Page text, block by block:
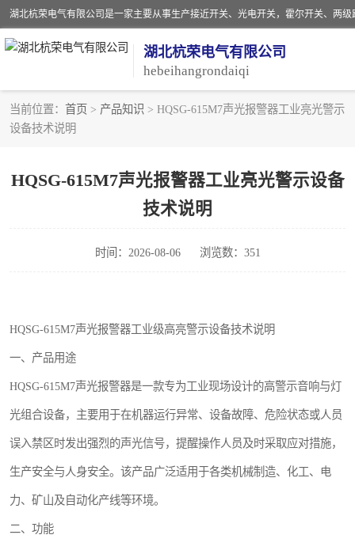
湖北杭荣电气有限公司
hebeihangrondaiqi
当前位置： 首页 > 产品知识 > HQSG-615M7声光报警器工业亮光警示
设备技术说明
HQSG-615M7声光报警器工业亮光警示设备
技术说明
时间：2026-08-06 浏览数：351
HQSG-615M7声光报警器工业级高亮警示设备技术说明
一、产品用途
HQSG-615M7声光报警器是一款专为工业现场设计的高警示音响与灯
光组合设备，主要用于在机器运行异常、设备故障、危险状态或人员
误入禁区时发出强烈的声光信号，提醒操作人员及时采取应对措施，
生产安全与人身安全。该产品广泛适用于各类机械制造、化工、电
力、矿山及自动化产线等环境。
二、功能
阻旋料位开关
音叉开关
磁性开关
撕裂开关
溜槽堵塞检测开关
速度传感器